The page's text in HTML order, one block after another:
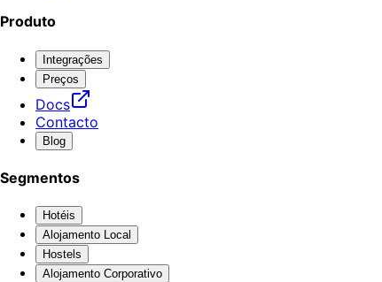
Produto
Integrações
Preços
Docs
Contacto
Blog
Segmentos
Hotéis
Alojamento Local
Hostels
Alojamento Corporativo